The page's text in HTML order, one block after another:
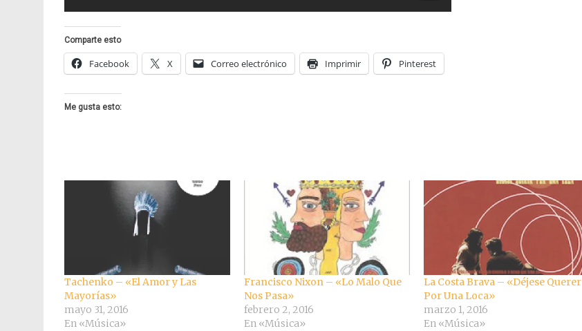
Comparte esto
Facebook X Correo electrónico Imprimir Pinterest
Me gusta esto:
Tachenko – «El Amor y Las
Mayorías»
mayo 31, 2016
En «Música»
Francisco Nixon – «Lo Malo Que
Nos Pasa»
febrero 2, 2016
En «Música»
La Costa Brava – «Déjese Querer
Por Una Loca»
marzo 1, 2016
En «Música»